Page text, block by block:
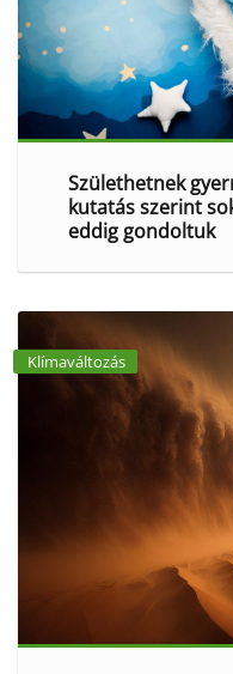
Születhetnek
kutatás szerint
eddig gondoltuk
Klímaváltozás